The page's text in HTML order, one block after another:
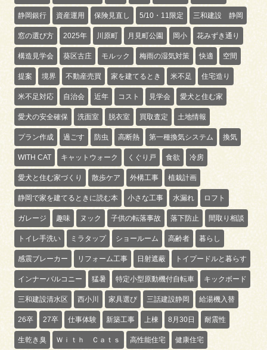
静岡銀行 資産運用 保険見直し 5/10・11限定 三和建設 静岡
窓の選び方 2025年 川原町 月見町公園 岡小 花みずき通り
構造見学会 葵区古庄 モルック 梅雨の湿気対策 快適 空間
提案 境界 不動産売買 家を建てるとき 米不足 住宅造り
米不足対応 自治会 近年 コスト 見学会 愛犬と住む家
愛犬の安全確保 洗面室 脱衣室 買取査定 土地情報
プラン作成 過ごす 防虫 高断熱 第一種換気システム 換気
WITH CAT キャットウォーク くぐり戸 食欲 冷房
愛犬と住む家づくり 散歩ケア 外構工事 植栽計画
静岡で家を建てるときに読む本 小さな工事 水漏れ ロフト
ガレージ 趣味 ヌック 子供の転落事故 落下防止 間取り相談
トイレ手洗い ミラタップ ショールーム 高齢者 暮らし
感震ブレーカー リフォーム工事 日射遮蔽 トイプードルと暮らす
インナーバルコニー 猛暑 特定小型原動機付自転車 キックボード
三和建設清水区 西小川 家具選び 三話建設静岡 給湯機入替
26卒 27卒 仕事体験 新築工事 上棟 8月30日 耐震性
生乾き臭 Ｗｉｔｈ Ｃａｔｓ 高性能住宅 健康住宅